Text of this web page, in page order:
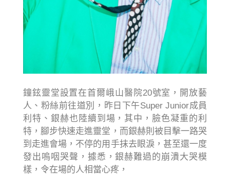
鐘鉉靈堂設置在首爾峨山醫院20號室，開放藝
人、粉絲前往道別，昨日下午Super Junior成員
利特、銀赫也陸續到場，其中，臉色凝重的利
特，腳步快速走進靈堂，而銀赫則被目擊一路哭
到走進會場，不停的用手抹去眼淚，甚至還一度
發出嗚咽哭聲，據悉，銀赫難過的崩潰大哭模
樣，令在場的人相當心疼，